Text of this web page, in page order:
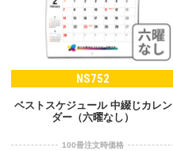
NS752
ベストスケジュール 中綴じカレン
ダー（六曜なし）
100冊注文時価格